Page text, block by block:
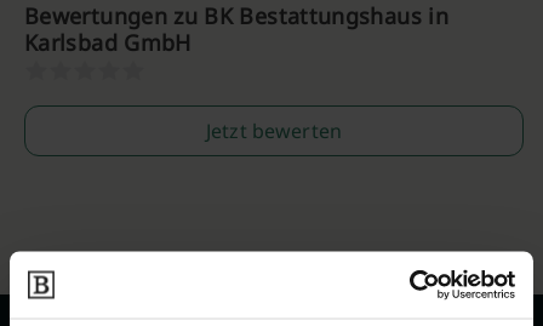
Bewertungen zu BK Bestattungshaus in
Karlsbad GmbH
Jetzt bewerten